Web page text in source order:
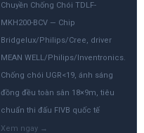
Chuyền Chống Chói TDLF-
MKH200-BCV — Chip
Bridgelux/Philips/Cree, driver
MEAN WELL/Philips/Inventronics.
Chống chói UGR<19, ánh sáng
đồng đều toàn sân 18×9m, tiêu
chuẩn thi đấu FIVB quốc tế